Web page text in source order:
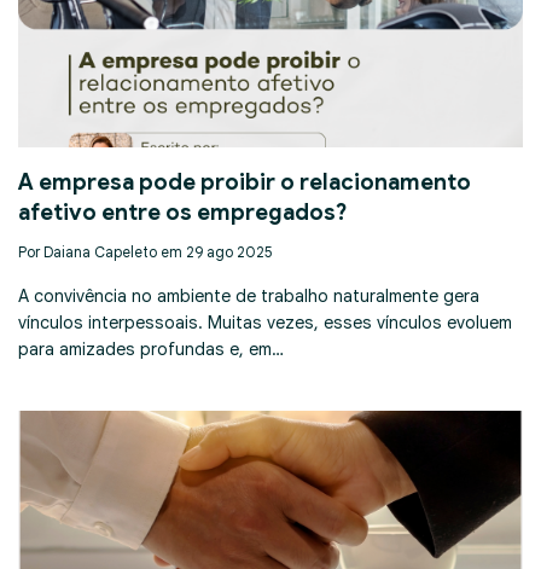
A empresa pode proibir o relacionamento
afetivo entre os empregados?
Por Daiana Capeleto em 29 ago 2025
A convivência no ambiente de trabalho naturalmente gera
vínculos interpessoais. Muitas vezes, esses vínculos evoluem
para amizades profundas e, em…